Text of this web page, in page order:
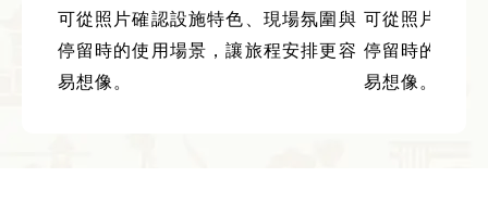
可從照片確認設施特色、現場氛圍與
停留時的使用場景，讓旅程安排更容
易想像。
可從照片確認
停留時的使用
易想像。